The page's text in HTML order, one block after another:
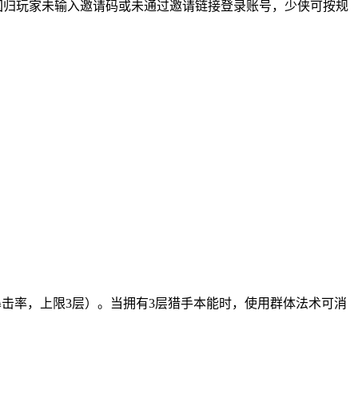
玩家未输入邀请码或未通过邀请链接登录账号，少侠可按规
率，上限3层）。当拥有3层猎手本能时，使用群体法术可消